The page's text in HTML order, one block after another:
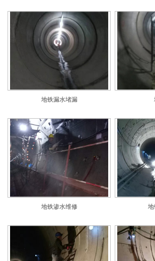
地铁漏水堵漏
地铁渗水维修